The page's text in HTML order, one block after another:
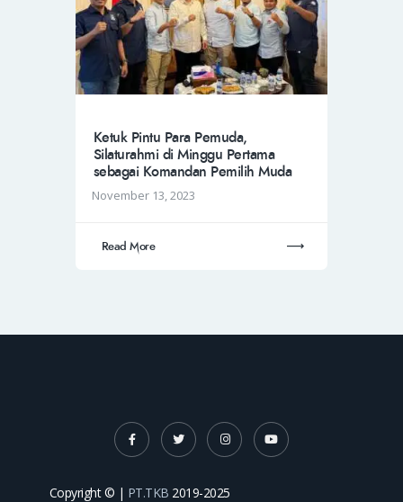
Ketuk Pintu Para Pemuda,
Silaturahmi di Minggu Pertama
sebagai Komandan Pemilih Muda
November 13, 2023
Read More
Copyright © | PT.TKB 2019-2025